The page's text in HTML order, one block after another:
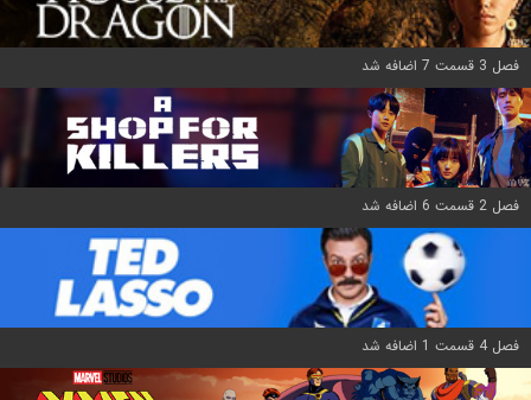
فصل 3 قسمت 7 اضافه شد
فصل 2 قسمت 6 اضافه شد
فصل 4 قسمت 1 اضافه شد